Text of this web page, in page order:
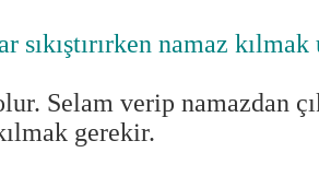
sıkıştırırken namaz
Selam verip namazdan
gerekir.